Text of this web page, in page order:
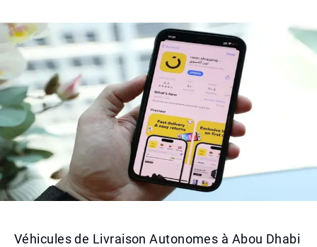
Véhicules de Livraison Autonomes à Abou Dhabi